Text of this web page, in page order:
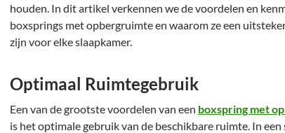
houden. In dit artikel verkennen we de voordelen en
boxsprings met opbergruimte en waarom ze een
zijn voor elke slaapkamer.
Optimaal Ruimtegebruik
Een van de grootste voordelen van een boxspring met
is het optimale gebruik van de beschikbare ruimte. In een